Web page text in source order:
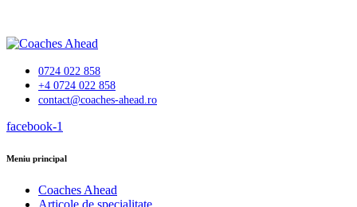
0724 022 858
+4 0724 022 858
contact@coaches-ahead.ro
facebook-1
Meniu principal
Coaches Ahead
Articole de specialitate